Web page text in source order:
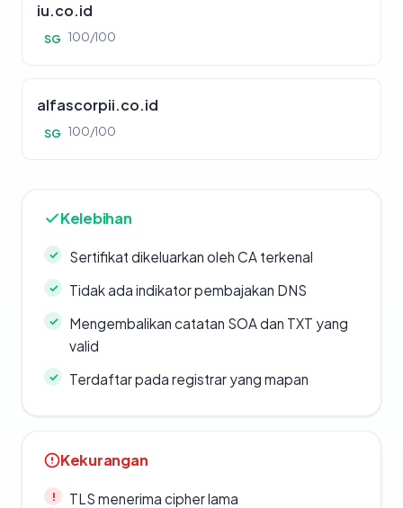
iu.co.id
SG 100/100
alfascorpii.co.id
SG 100/100
Kelebihan
Sertifikat dikeluarkan oleh CA terkenal
Tidak ada indikator pembajakan DNS
Mengembalikan catatan SOA dan TXT yang
valid
Terdaftar pada registrar yang mapan
Kekurangan
TLS menerima cipher lama